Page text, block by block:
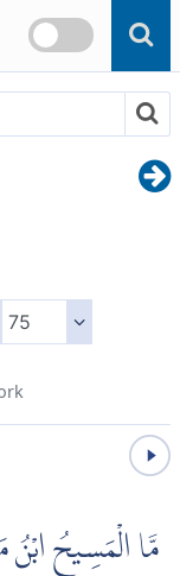
to main content
مَّا الْمَسِيحُ